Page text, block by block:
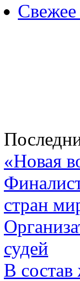
Свежее
«Новая
стран
судей
В